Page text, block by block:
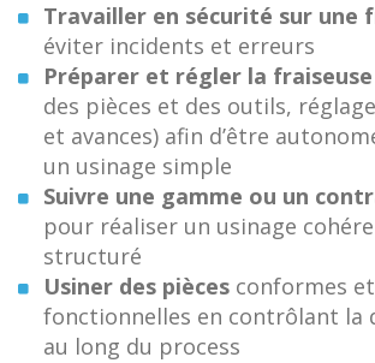
Travailler en sécurité sur une
éviter incidents et erreurs
Préparer et régler la fraiseuse
des pièces et des outils,
et avances) afin d’être
un usinage simple
Suivre une gamme ou un
pour réaliser un usinage
structuré
Usiner des pièces conformes et
fonctionnelles en contrôlant la
au long du process